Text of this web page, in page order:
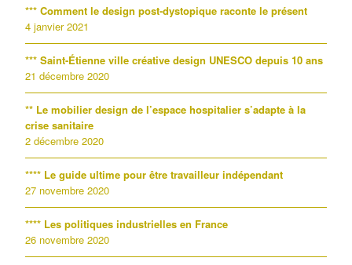
*** Comment le design post-dystopique raconte le présent
4 janvier 2021
*** Saint-Étienne ville créative design UNESCO depuis 10 ans
21 décembre 2020
** Le mobilier design de l’espace hospitalier s’adapte à la
crise sanitaire
2 décembre 2020
**** Le guide ultime pour être travailleur indépendant
27 novembre 2020
**** Les politiques industrielles en France
26 novembre 2020